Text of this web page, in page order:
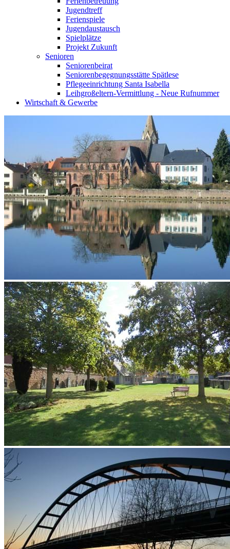
Jugendtreff
Ferienspiele
Jugendaustausch
Spielplätze
Projekt Zukunft
Senioren
Seniorenbeirat
Seniorenbegegnungsstätte Spätlese
Pflegeeinrichtung Santa Isabella
Leihgroßeltern-Vermittlung - Neue Rufnummer
Wirtschaft & Gewerbe